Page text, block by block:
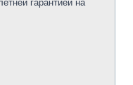
гарантией на